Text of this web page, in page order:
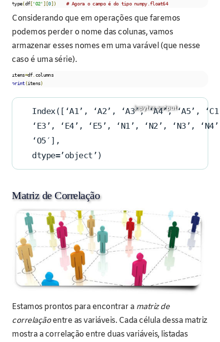
type(df['O2' ][0]) # Agora o campo é do tipo numpy.float64
Considerando que em operações que faremos
podemos perder o nome das colunas, vamos
armazenar esses nomes em uma varável (que nesse
caso é uma série).
itens=df.
columns
print (itens)
Index([‘A1’, ‘A2’, ‘A3’, ‘A4’, ‘A5’,
‘E3’, ‘E4’, ‘E5’, ‘N1’, ‘N2’, ‘N3’,
‘O5′],
dtype=’object’)
Matriz de Correlação
Estamos prontos para encontrar a matriz de
correlaçãoentre as variáveis. Cada célula dessa matriz
mostra a correlação entre duas variáveis, listadas